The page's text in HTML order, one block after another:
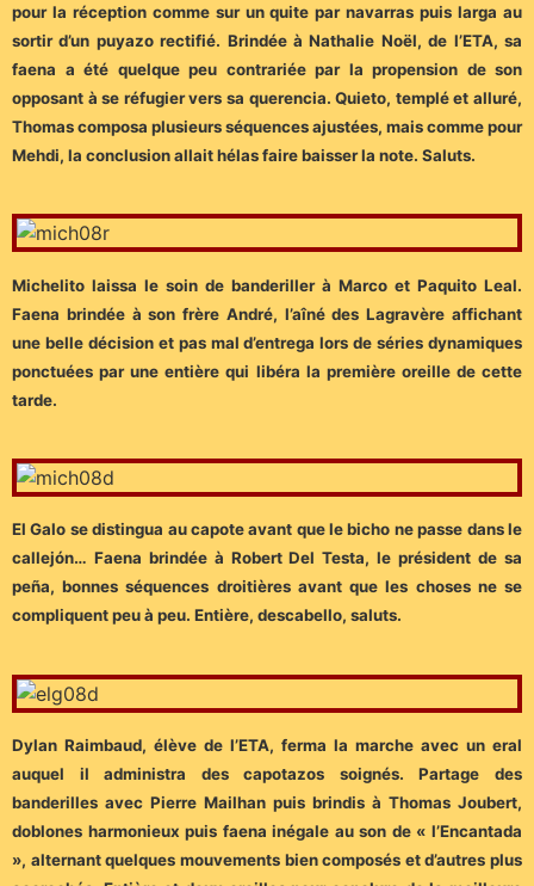
pour la réception comme sur un quite par navarras puis larga au
sortir d’un puyazo rectifié. Brindée à Nathalie Noël, de l’ETA, sa
faena a été quelque peu contrariée par la propension de son
opposant à se réfugier vers sa querencia. Quieto, templé et alluré,
Thomas composa plusieurs séquences ajustées, mais comme pour
Mehdi, la conclusion allait hélas faire baisser la note. Saluts.
Michelito laissa le soin de banderiller à Marco et Paquito Leal.
Faena brindée à son frère André, l’aîné des Lagravère affichant
une belle décision et pas mal d’entrega lors de séries dynamiques
ponctuées par une entière qui libéra la première oreille de cette
tarde.
El Galo se distingua au capote avant que le bicho ne passe dans le
callejón… Faena brindée à Robert Del Testa, le président de sa
peña, bonnes séquences droitières avant que les choses ne se
compliquent peu à peu. Entière, descabello, saluts.
Dylan Raimbaud, élève de l’ETA, ferma la marche avec un eral
auquel il administra des capotazos soignés. Partage des
banderilles avec Pierre Mailhan puis brindis à Thomas Joubert,
doblones harmonieux puis faena inégale au son de « l’Encantada
», alternant quelques mouvements bien composés et d’autres plus